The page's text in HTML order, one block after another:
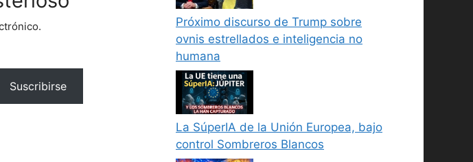
Suscribirse
Próximo discurso de Trump sobre
ovnis estrellados e inteligencia no
humana
La SúperIA de la Unión Europea, bajo
control Sombreros Blancos